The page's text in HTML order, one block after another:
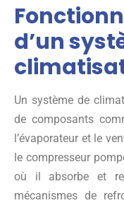
d’un
Un système de
de composants
l’évaporateur et le
le compresseur
où il absorbe et
mécanismes de